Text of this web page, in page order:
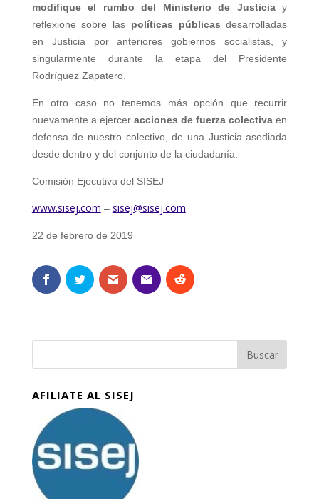
modifique el rumbo del Ministerio de Justiciay
reflexione sobre las políticas públicas desarrolladas
en Justicia por anteriores gobiernos socialistas, y
singularmente durante la etapa del Presidente
Rodríguez Zapatero.
En otro caso no tenemos más opción que recurrir
nuevamente a ejercer acciones de fuerza colectiva en
defensa de nuestro colectivo, de una Justicia asediada
desde dentro y del conjunto de la ciudadanía.
Comisión Ejecutiva del SISEJ
www.sisej.com – sisej@sisej.com
22 de febrero de 2019
AFILIATE AL SISEJ